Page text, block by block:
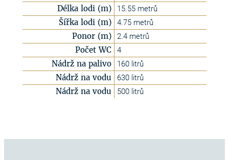
Délka lodi (m) 15.55 metrů
Šířka lodi (m) 4.75 metrů
Ponor (m) 2.4 metrů
Počet WC 4
Nádrž na palivo 160 litrů
Nádrž na vodu 630 litrů
Nádrž na vodu 500 litrů